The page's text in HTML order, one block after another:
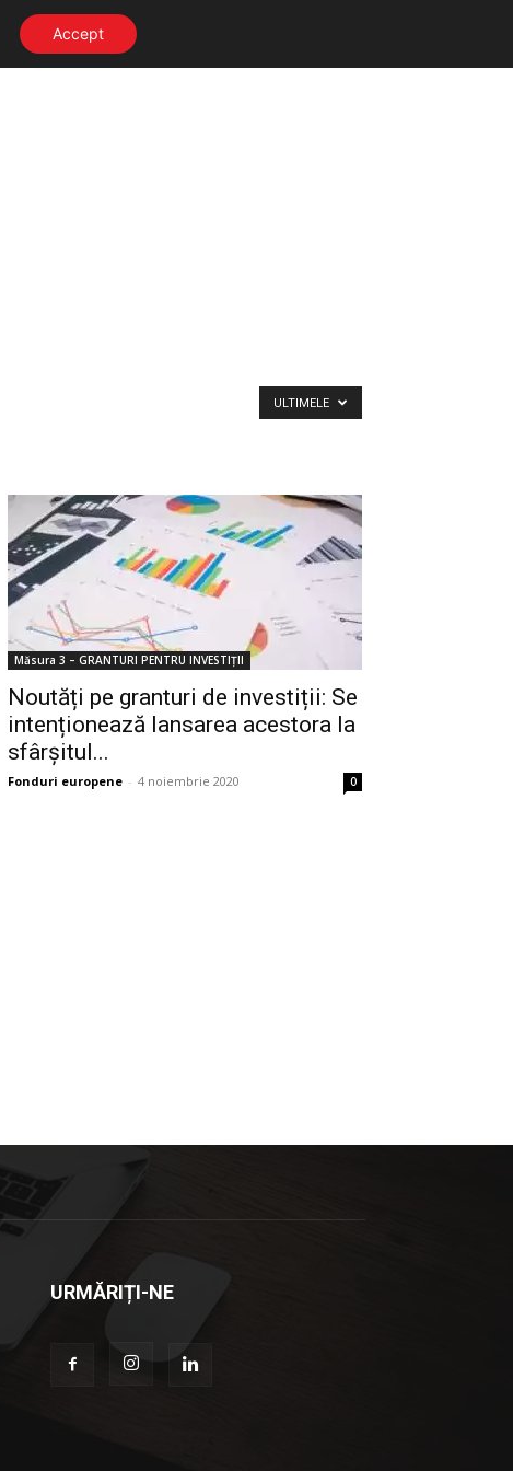
ULTIMELE
Măsura 3 – GRANTURI PENTRU INVESTIȚII
Noutăți pe granturi de investiții: Se
intenționează lansarea acestora la
sfârșitul...
Fonduri europene - 4 noiembrie 2020 0
URMĂRIȚI-NE
Accept